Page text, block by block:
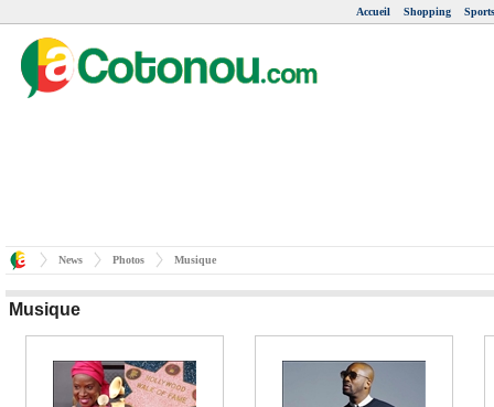
Accueil Shopping Sports
News Photos Musique
Musique